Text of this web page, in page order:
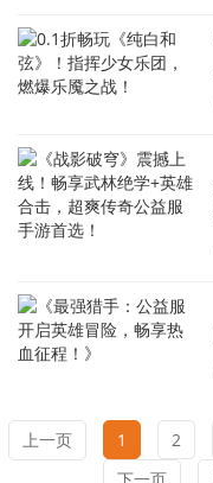
上一页 1 2